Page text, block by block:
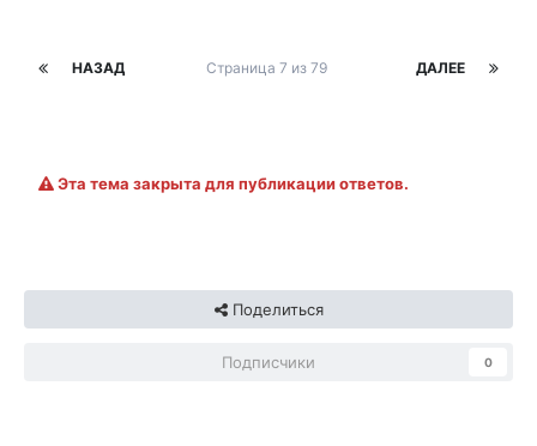
НАЗАД ДАЛЕЕ
Страница 7 из 79
Эта тема закрыта для публикации ответов.
Поделиться
Подписчики 0